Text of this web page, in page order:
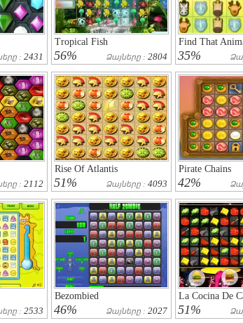
: 2431
Tropical Fish
56% Ձայները : 2804
Find That
35%
: 2112
Rise Of Atlantis
51% Ձայները : 4093
Pirate Chains
42%
: 2533
Bezombied
46% Ձայները : 2027
La Cocina De
51%